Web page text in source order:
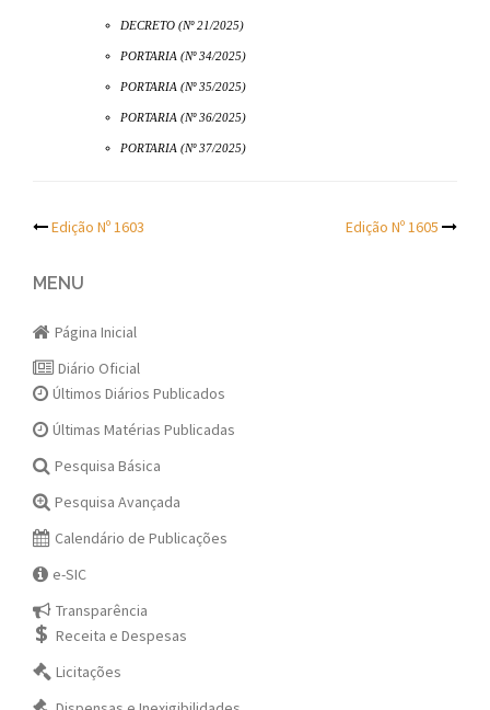
DECRETO (Nº 21/2025)
PORTARIA (Nº 34/2025)
PORTARIA (Nº 35/2025)
PORTARIA (Nº 36/2025)
PORTARIA (Nº 37/2025)
Post
navigation
Edição Nº 1603 Edição Nº 1605
MENU
Página Inicial
Diário Oficial
Últimos Diários Publicados
Últimas Matérias Publicadas
Pesquisa Básica
Pesquisa Avançada
Calendário de Publicações
e-SIC
Transparência
Receita e Despesas
Licitações